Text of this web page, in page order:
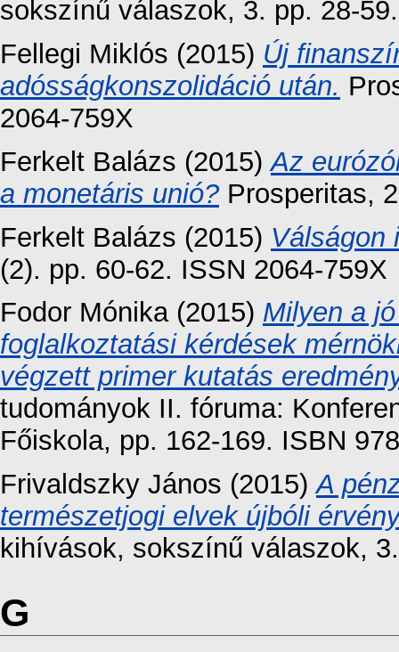
sokszínű válaszok, 3. pp. 28-59.
Fellegi Miklós (2015) Új
adósságkonszolidáció után.
2064-759X
Ferkelt Balázs (2015)Az
a monetáris unió?Prosperitas,
Ferkelt Balázs (2015) Válságon
(2). pp. 60-62. ISSN 2064-759X
Fodor Mónika(2015) Milyen a
foglalkoztatási kérdések
végzett primer kutatás
tudományok II. fóruma:
Főiskola, pp. 162-169. ISBN
Frivaldszky János (2015)A
természetjogi elvek újbóli
kihívások, sokszínű válaszok,
G